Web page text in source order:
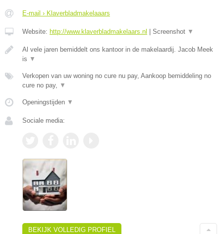
E-mail › Klaverbladmakelaaars
Website: http://www.klaverbladmakelaars.nl | Screenshot ▼
Al vele jaren bemiddelt ons kantoor in de makelaardij. Jacob Meek
is ▼
Verkopen van uw woning no cure nu pay, Aankoop bemiddeling no
cure no pay,
▼
Openingstijden ▼
Sociale media:
BEKIJK VOLLEDIG PROFIEL